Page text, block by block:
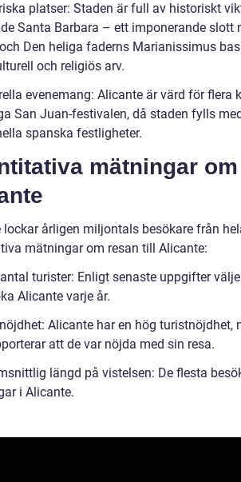
platser: Staden är full av historiskt
Santa Barbara – ett imponerande slott
Den heliga faderns Marianissimus
och religiös arv.
evenemang: Alicante är värd för flera
San Juan-festivalen, då staden fylls
spanska festligheter.
mätningar
lockar årligen miljontals besökare från
mätningar om resan till Alicante:
turister: Enligt senaste uppgifter
Alicante varje år.
Alicante har en hög turistnöjdhet,
att de var nöjda med sin resa.
längd på vistelsen: De flesta
i Alicante.